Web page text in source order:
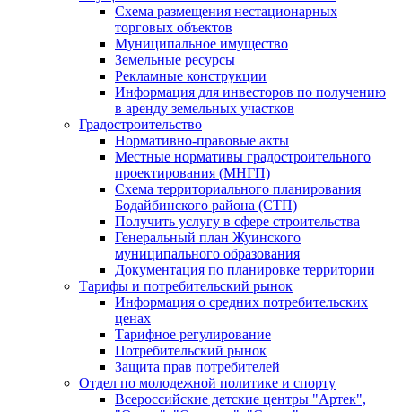
Схема размещения нестационарных
торговых объектов
Муниципальное имущество
Земельные ресурсы
Рекламные конструкции
Информация для инвесторов по получению
в аренду земельных участков
Градостроительство
Нормативно-правовые акты
Местные нормативы градостроительного
проектирования (МНГП)
Схема территориального планирования
Бодайбинского района (СТП)
Получить услугу в сфере строительства
Генеральный план Жуинского
муниципального образования
Документация по планировке территории
Тарифы и потребительский рынок
Информация о средних потребительских
ценах
Тарифное регулирование
Потребительский рынок
Защита прав потребителей
Отдел по молодежной политике и спорту
Всероссийские детские центры "Артек",